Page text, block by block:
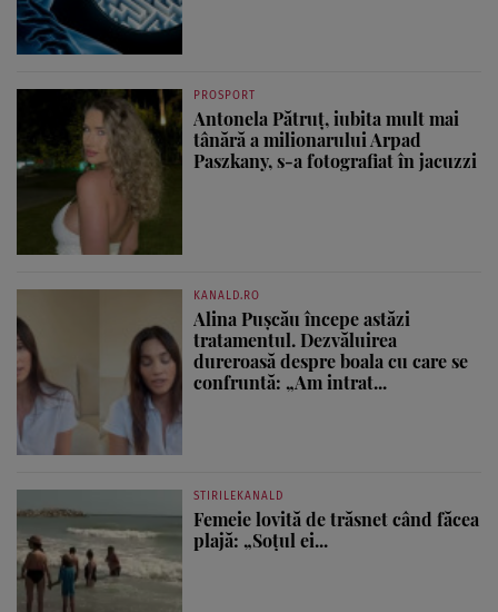
PROSPORT
Antonela Pătruț, iubita mult mai
tânără a milionarului Arpad
Paszkany, s-a fotografiat în jacuzzi
KANALD.RO
Alina Pușcău începe astăzi
tratamentul. Dezvăluirea
dureroasă despre boala cu care se
confruntă: „Am intrat...
STIRILEKANALD
Femeie lovită de trăsnet când făcea
plajă: „Soțul ei...